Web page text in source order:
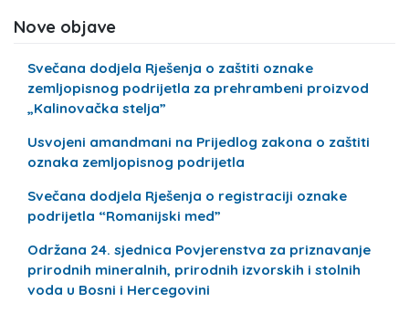
Nove objave
Svečana dodjela Rješenja o zaštiti oznake
zemljopisnog podrijetla za prehrambeni proizvod
„Kalinovačka stelja”
Usvojeni amandmani na Prijedlog zakona o zaštiti
oznaka zemljopisnog podrijetla
Svečana dodjela Rješenja o registraciji oznake
podrijetla “Romanijski med”
Održana 24. sjednica Povjerenstva za priznavanje
prirodnih mineralnih, prirodnih izvorskih i stolnih
voda u Bosni i Hercegovini